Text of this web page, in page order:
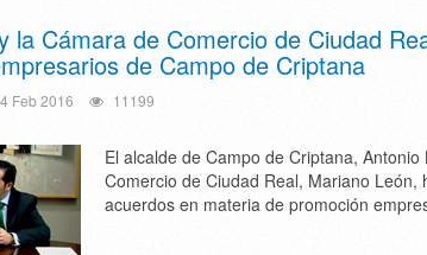
la Cámara de Comercio de Ciudad
de Campo de Criptana
Feb 2016 11199
El alcalde de Campo de Criptana,
Comercio de Ciudad Real, Mariano
acuerdos en materia de promoción